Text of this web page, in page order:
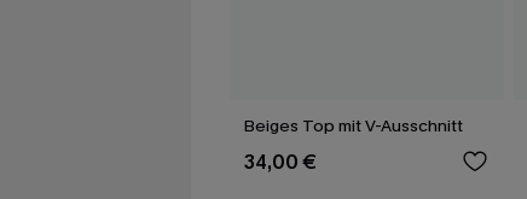
Beiges Top mit V-Ausschnitt
34,00 €